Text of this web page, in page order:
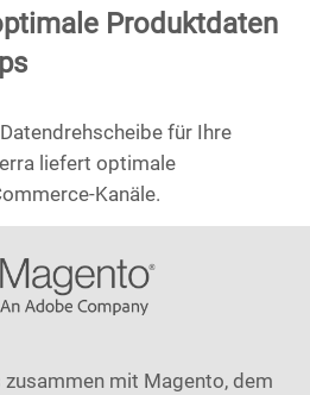
Produktdaten
für Ihre
liefert optimale
Kanäle.
mit Magento, dem